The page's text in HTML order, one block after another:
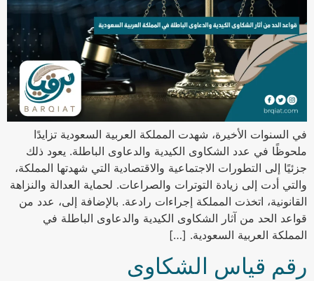
في السنوات الأخيرة، شهدت المملكة العربية السعودية تزايدًا
ملحوظًا في عدد الشكاوى الكيدية والدعاوى الباطلة. يعود ذلك
جزئيًا إلى التطورات الاجتماعية والاقتصادية التي شهدتها المملكة،
والتي أدت إلى زيادة التوترات والصراعات. لحماية العدالة والنزاهة
القانونية، اتخذت المملكة إجراءات رادعة. بالإضافة إلى، عدد من
قواعد الحد من آثار الشكاوى الكيدية والدعاوى الباطلة في
المملكة العربية السعودية. […]
رقم قياس الشكاوى